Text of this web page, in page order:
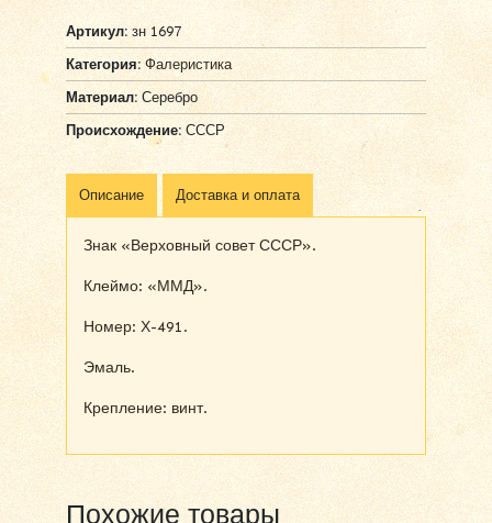
Артикул:зн 1697
Категория: Фалеристика
Материал: Серебро
Происхождение:СССР
Описание Доставка и оплата
Знак «Верховный совет СССР».
Клеймо: «ММД».
Номер: Х-491.
Эмаль.
Крепление: винт.
Похожие товары